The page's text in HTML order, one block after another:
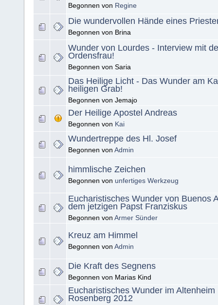
Begonnen von Regine
Die wundervollen Hände eines
Begonnen von Brina
Wunder von Lourdes - Interview mit
Ordensfrau!
Begonnen von Saria
Das Heilige Licht - Das Wunder am
heiligen Grab!
Begonnen von Jemajo
Der Heilige Apostel Andreas
Begonnen von Kai
Wundertreppe des Hl. Josef
Begonnen von Admin
himmlische Zeichen
Begonnen von unfertiges Werkzeug
Eucharistisches Wunder von Buenos
dem jetzigen Papst Franziskus
Begonnen von Armer Sünder
Kreuz am Himmel
Begonnen von Admin
Die Kraft des Segnens
Begonnen von Marias Kind
Eucharistisches Wunder im Altenheim
Rosenberg 2012